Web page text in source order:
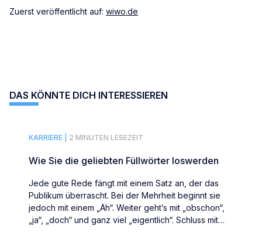
Zuerst veröffentlicht auf: wiwo.de
DAS KÖNNTE DICH INTERESSIEREN
KARRIERE | 2 MINUTEN LESEZEIT
Wie Sie die geliebten Füllwörter loswerden
Jede gute Rede fängt mit einem Satz an, der das
Publikum überrascht. Bei der Mehrheit beginnt sie
jedoch mit einem „Äh“. Weiter geht’s mit „obschon“,
„ja“, „doch“ und ganz viel „eigentlich“. Schluss mit